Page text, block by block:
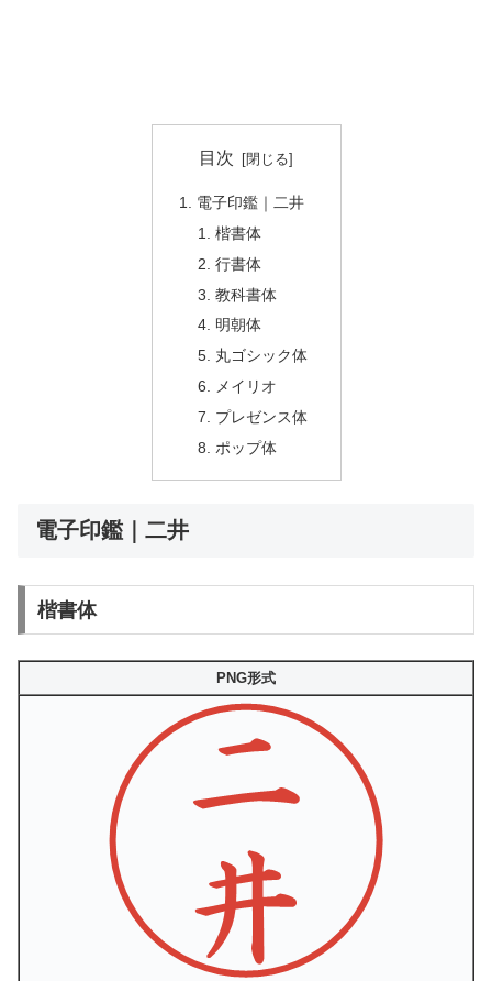
目次
電子印鑑｜二井
楷書体
行書体
教科書体
明朝体
丸ゴシック体
メイリオ
プレゼンス体
ポップ体
電子印鑑｜二井
楷書体
PNG形式